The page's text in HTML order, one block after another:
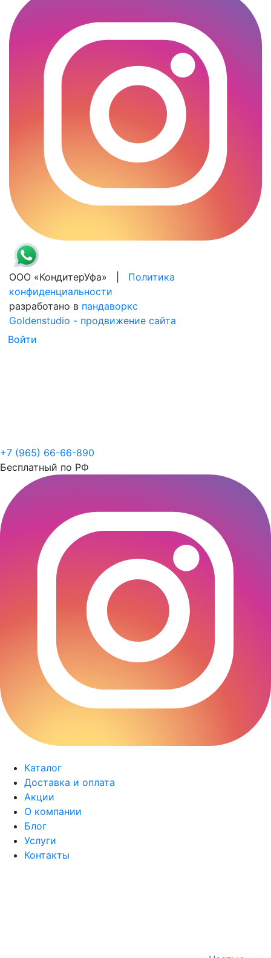
ООО «КондитерУфа» | Политика
конфиденциальности
разработано в пандаворкс
Goldenstudio - продвижение сайта
Войти
+7 (965) 66-66-890
Бесплатный по РФ
Каталог
Доставка и оплата
Акции
О компании
Блог
Услуги
Контакты